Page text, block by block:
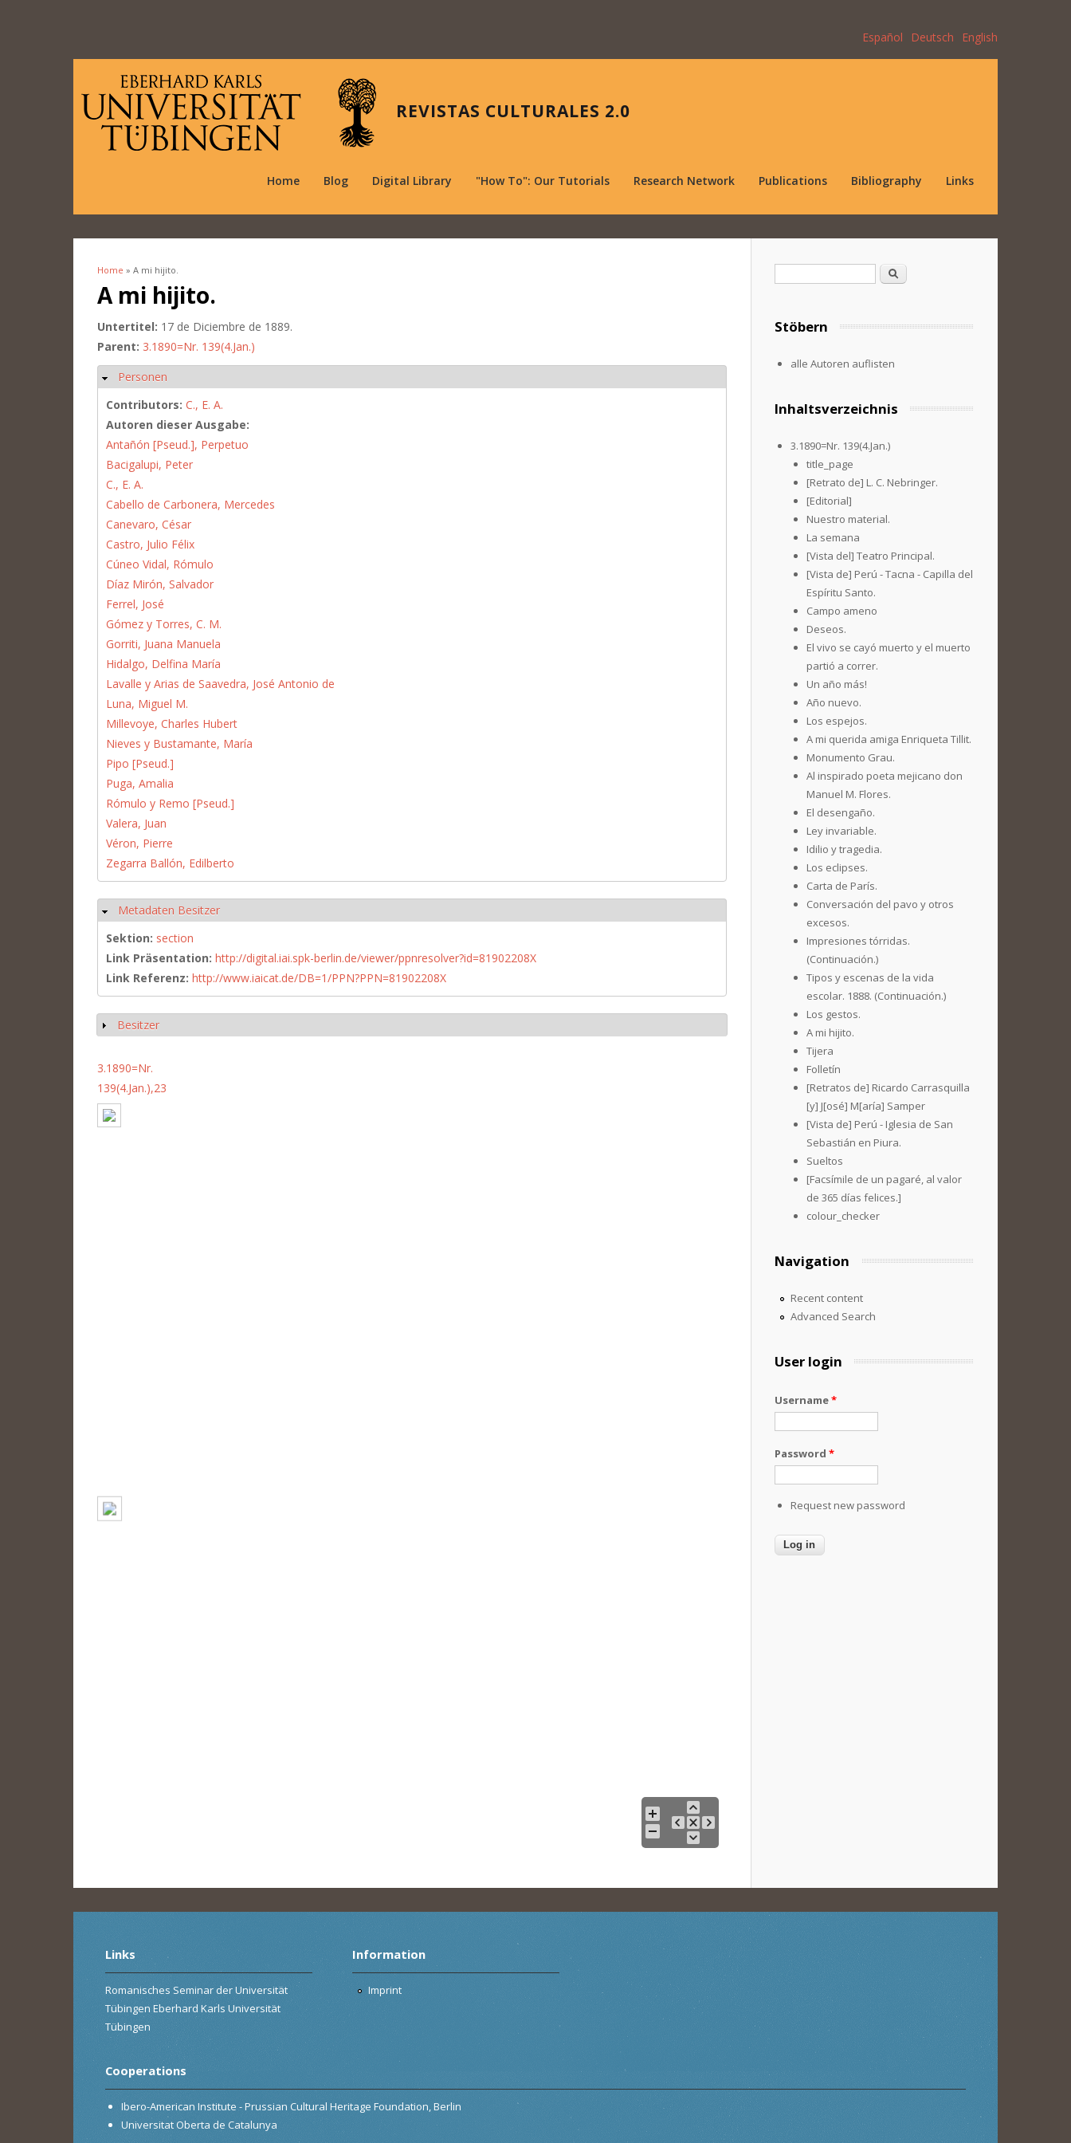
Español Deutsch English
REVISTAS CULTURALES 2.0
Home Blog Digital Library "How To": Our Tutorials Research Network Publications Bibliography Links
You are here
Home » A mi hijito.
A mi hijito.
Untertitel: 17 de Diciembre de 1889.
Parent: 3.1890=Nr. 139(4.Jan.)
Hide
Personen
Contributors: C., E. A.
Autoren dieser Ausgabe:
Antañón [Pseud.], Perpetuo
Bacigalupi, Peter
C., E. A.
Cabello de Carbonera, Mercedes
Canevaro, César
Castro, Julio Félix
Cúneo Vidal, Rómulo
Díaz Mirón, Salvador
Ferrel, José
Gómez y Torres, C. M.
Gorriti, Juana Manuela
Hidalgo, Delfina María
Lavalle y Arias de Saavedra, José Antonio de
Luna, Miguel M.
Millevoye, Charles Hubert
Nieves y Bustamante, María
Pipo [Pseud.]
Puga, Amalia
Rómulo y Remo [Pseud.]
Valera, Juan
Véron, Pierre
Zegarra Ballón, Edilberto
Hide
Metadaten Besitzer
Sektion: section
Link Präsentation: http://digital.iai.spk-berlin.de/viewer/ppnresolver?id=81902208X
Link Referenz: http://www.iaicat.de/DB=1/PPN?PPN=81902208X
Show
Besitzer
3.1890=Nr.
139(4.Jan.),23
Search
Stöbern
alle Autoren auflisten
Inhaltsverzeichnis
3.1890=Nr. 139(4.Jan.)
title_page
[Retrato de] L. C. Nebringer.
[Editorial]
Nuestro material.
La semana
[Vista del] Teatro Principal.
[Vista de] Perú - Tacna - Capilla del
Espíritu Santo.
Campo ameno
Deseos.
El vivo se cayó muerto y el muerto
partió a correr.
Un año más!
Año nuevo.
Los espejos.
A mi querida amiga Enriqueta Tillit.
Monumento Grau.
Al inspirado poeta mejicano don
Manuel M. Flores.
El desengaño.
Ley invariable.
Idilio y tragedia.
Los eclipses.
Carta de París.
Conversación del pavo y otros
excesos.
Impresiones tórridas.
(Continuación.)
Tipos y escenas de la vida
escolar. 1888. (Continuación.)
Los gestos.
A mi hijito.
Tijera
Folletín
[Retratos de] Ricardo Carrasquilla
[y] J[osé] M[aría] Samper
[Vista de] Perú - Iglesia de San
Sebastián en Piura.
Sueltos
[Facsímile de un pagaré, al valor
de 365 días felices.]
colour_checker
Navigation
Recent content
Advanced Search
User login
Username*
Password *
Request new password
Links
Romanisches Seminar der Universität
Tübingen Eberhard Karls Universität
Tübingen
Information
Imprint
Cooperations
Ibero-American Institute - Prussian Cultural Heritage Foundation, Berlin
Universitat Oberta de Catalunya